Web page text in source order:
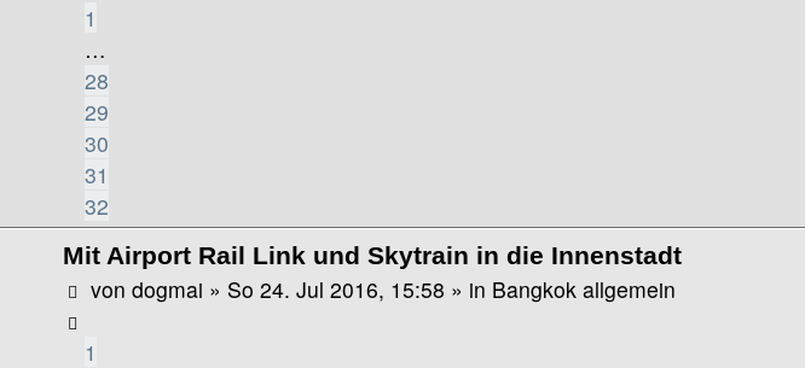
1
…
28
29
30
31
32
Mit Airport Rail Link und Skytrain in die Innenstadt
von dogmai » So 24. Jul 2016, 15:58 » in Bangkok allgemein
1